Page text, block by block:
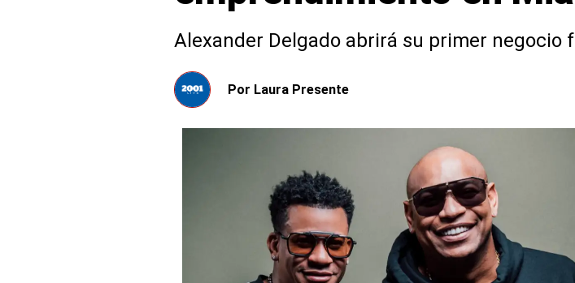
Alexander Delgado abrirá su primer negocio
Por Laura Presente